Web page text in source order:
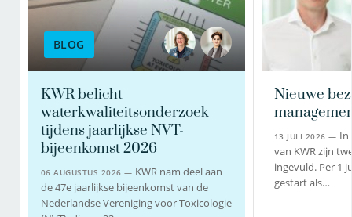
BLOG
KWR belicht
waterkwaliteitsonderzoek
tijdens jaarlijkse NVT-
bijeenkomst 2026
06 AUGUSTUS 2026 — KWR nam deel aan
de 47e jaarlijkse bijeenkomst van de
Nederlandse Vereniging voor Toxicologie
Nieuwe
13 JULI 2026 — In
van KWR zijn
ingevuld. Per 1
gestart als…